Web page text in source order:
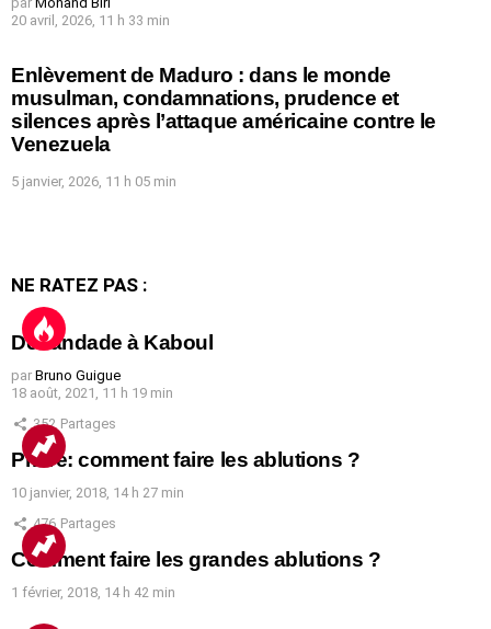
20 avril, 2026, 11 h 33 min
Enlèvement de Maduro : dans le monde
musulman, condamnations, prudence et
silences après l’attaque américaine contre le
Venezuela
5 janvier, 2026, 11 h 05 min
NE RATEZ PAS :
Débandade à Kaboul
par Bruno Guigue
18 août, 2021, 11 h 19 min
352 Partages
Prière: comment faire les ablutions ?
10 janvier, 2018, 14 h 27 min
476 Partages
Comment faire les grandes ablutions ?
1 février, 2018, 14 h 42 min